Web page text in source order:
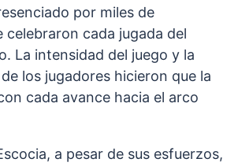
por miles de
celebraron cada jugada del
La intensidad del juego y la
los jugadores hicieron que la
cada avance hacia el arco
a pesar de sus esfuerzos,